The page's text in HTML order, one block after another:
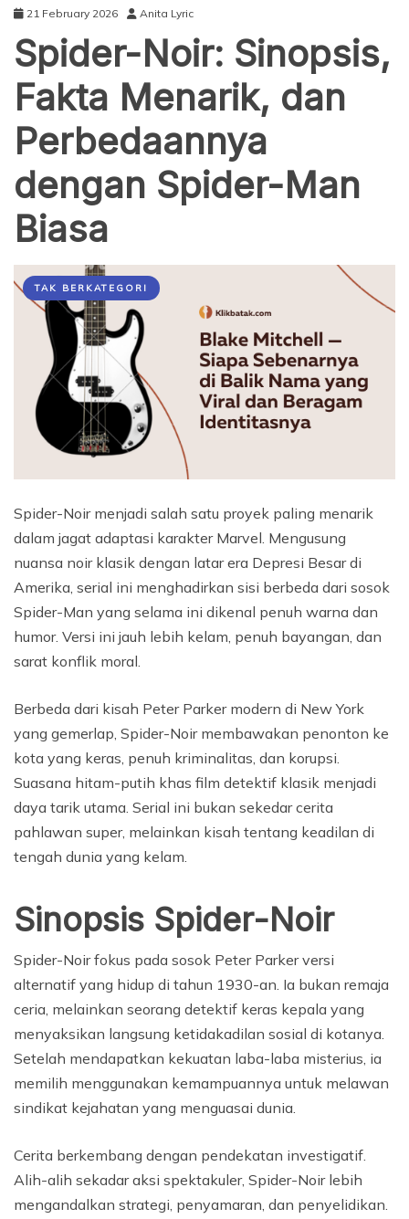
21 February 2026 Anita Lyric
Spider-Noir: Sinopsis,
Fakta Menarik, dan
Perbedaannya
dengan Spider-Man
Biasa
TAK BERKATEGORI
Spider-Noir menjadi salah satu proyek paling menarik
dalam jagat adaptasi karakter Marvel. Mengusung
nuansa noir klasik dengan latar era Depresi Besar di
Amerika, serial ini menghadirkan sisi berbeda dari sosok
Spider-Man yang selama ini dikenal penuh warna dan
humor. Versi ini jauh lebih kelam, penuh bayangan, dan
sarat konflik moral.
Berbeda dari kisah Peter Parker modern di New York
yang gemerlap, Spider-Noir membawakan penonton ke
kota yang keras, penuh kriminalitas, dan korupsi.
Suasana hitam-putih khas film detektif klasik menjadi
daya tarik utama. Serial ini bukan sekedar cerita
pahlawan super, melainkan kisah tentang keadilan di
tengah dunia yang kelam.
Sinopsis Spider-Noir
Spider-Noir fokus pada sosok Peter Parker versi
alternatif yang hidup di tahun 1930-an. Ia bukan remaja
ceria, melainkan seorang detektif keras kepala yang
menyaksikan langsung ketidakadilan sosial di kotanya.
Setelah mendapatkan kekuatan laba-laba misterius, ia
memilih menggunakan kemampuannya untuk melawan
sindikat kejahatan yang menguasai dunia.
Cerita berkembang dengan pendekatan investigatif.
Alih-alih sekadar aksi spektakuler, Spider-Noir lebih
mengandalkan strategi, penyamaran, dan penyelidikan.